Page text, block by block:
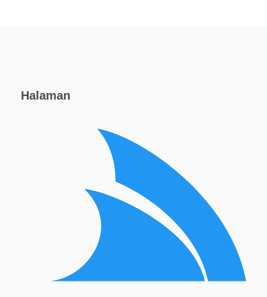
Halaman